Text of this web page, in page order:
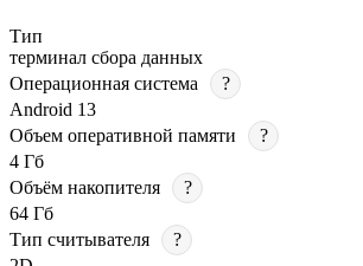
Тип
терминал сбора данных
Операционная система
?
Android 13
Объем оперативной памяти
?
4 Гб
Объём накопителя
?
64 Гб
Тип считывателя
?